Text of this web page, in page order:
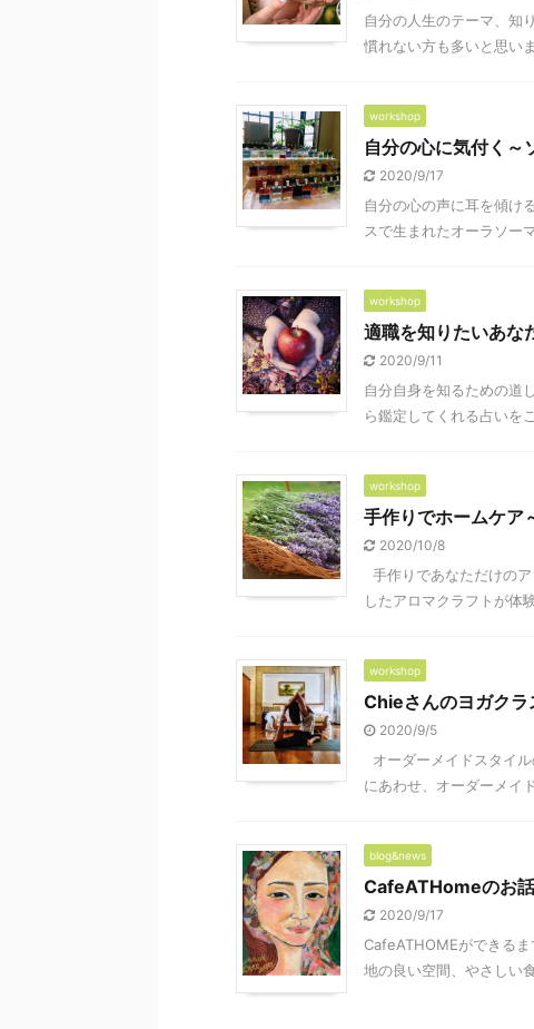
自分の人生のテーマ、
慣れない方も多いと思い
workshop
自分の心に気付く～
2020/9/17
自分の心の声に耳を傾け
スで生まれたオーラソー
workshop
適職を知りたいあな
2020/9/11
自分自身を知るための道
ら鑑定してくれる占いを
workshop
手作りでホームケア
2020/10/8
手作りであなただけの
したアロマクラフトが体
workshop
Chieさんのヨガクラ
2020/9/5
オーダーメイドスタイ
にあわせ、オーダーメイ
blog&news
CafeATHomeのお話
2020/9/17
CafeATHOMEができる
地の良い空間、やさしい